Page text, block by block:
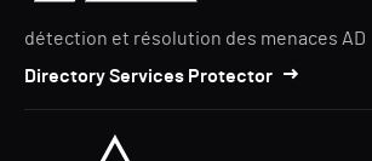
détection et résolution des menaces AD
Directory Services Protector